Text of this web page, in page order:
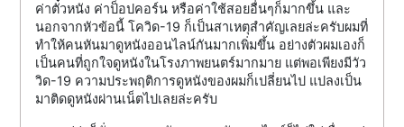
ค่าตั๋วหนัง ค่าป็อปคอร์น หรือค่าใช้สอยอื่นๆก็มากขึ้น และ
นอกจากหัวข้อนี้ โควิด-19 ก็เป็นสาเหตุสำคัญเลยล่ะครับผมที่
ทำให้คนหันมาดูหนังออนไลน์กันมากเพิ่มขึ้น อย่างตัวผมเองก็
เป็นคนที่ถูกใจดูหนังในโรงภาพยนตร์มากมาย แต่พอเพียงมีวัว
วิด-19 ความประพฤติการดูหนังของผมก็เปลี่ยนไป แปลงเป็น
มาติดดูหนังผ่านเน็ตไปเลยล่ะครับ